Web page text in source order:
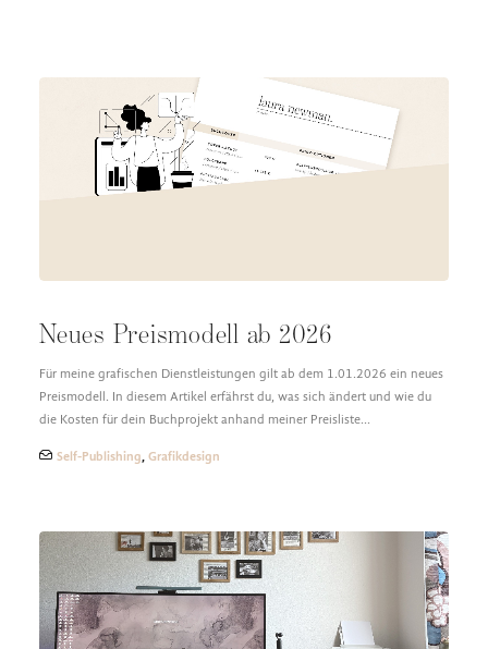
MERCH
ÜBER MICH
DESIGN FAQ
PRESSEMATERIAL
KONTAKT
Neues Preismodell ab 2026
Für meine grafischen Dienstleistungen gilt ab dem 1.01.2026 ein neues
Preismodell. In diesem Artikel erfährst du, was sich ändert und wie du
die Kosten für dein Buchprojekt anhand meiner Preisliste…
Self-Publishing, Grafikdesign